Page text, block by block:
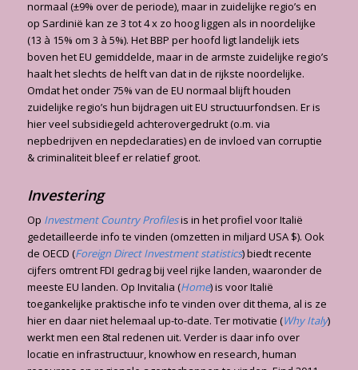
normaal (±9% over de periode), maar in zuidelijke regio’s en
op Sardinië kan ze 3 tot 4 x zo hoog liggen als in noordelijke
(13 à 15% om 3 à 5%). Het BBP per hoofd ligt landelijk iets
boven het EU gemiddelde, maar in de armste zuidelijke regio’s
haalt het slechts de helft van dat in de rijkste noordelijke.
Omdat het onder 75% van de EU normaal blijft houden
zuidelijke regio’s hun bijdragen uit EU structuurfondsen. Er is
hier veel subsidiegeld achterovergedrukt (o.m. via
nepbedrijven en nepdeclaraties) en de invloed van corruptie
& criminaliteit bleef er relatief groot.
Investering
Op Investment Country Profilesis in het profiel voor Italië
gedetailleerde info te vinden (omzetten in miljard USA $). Ook
de OECD (Foreign Direct Investment statistics) biedt recente
cijfers omtrent FDI gedrag bij veel rijke landen, waaronder de
meeste EU landen. Op Invitalia (Home) is voor Italië
toegankelijke praktische info te vinden over dit thema, al is ze
hier en daar niet helemaal up-to-date. Ter motivatie (Why Italy)
werkt men een 8tal redenen uit. Verder is daar info over
locatie en infrastructuur, knowhow en research, human